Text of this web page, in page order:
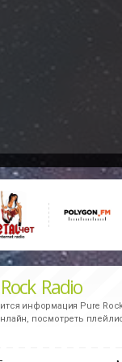
Radio
информация Pure
посмотреть